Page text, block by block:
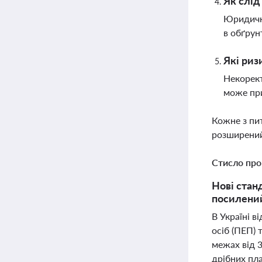
в
Які
може
Кожне з
Стисло
Нові
В Україні
осіб (ПЕП)
межах від
дрібних